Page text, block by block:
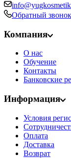
Обратный звонок
Компания
О нас
Обучение
Контакты
Банковские
Информация
Условия
Оплата
Доставка
Возврат